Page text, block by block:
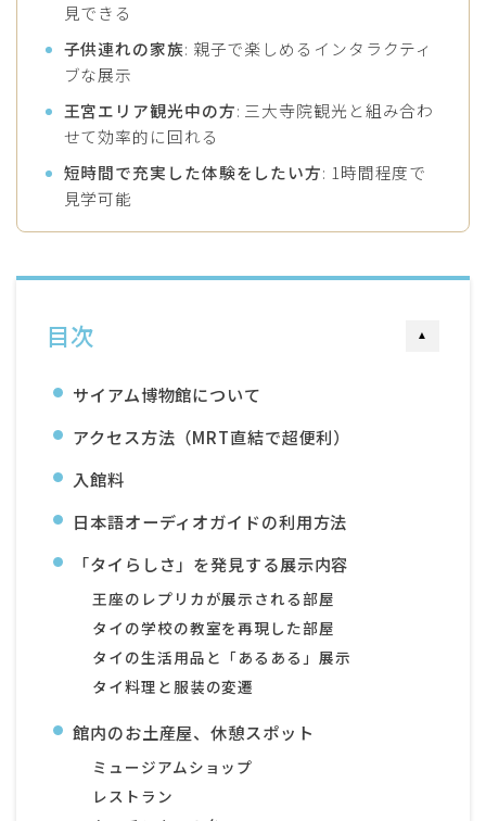
見できる
子供連れの家族: 親子で楽しめるインタラクティ
ブな展示
王宮エリア観光中の方: 三大寺院観光と組み合わ
せて効率的に回れる
短時間で充実した体験をしたい方: 1時間程度で
見学可能
▲
目次
サイアム博物館について
アクセス方法（MRT直結で超便利）
入館料
日本語オーディオガイドの利用方法
「タイらしさ」を発見する展示内容
王座のレプリカが展示される部屋
タイの学校の教室を再現した部屋
タイの生活用品と「あるある」展示
タイ料理と服装の変遷
館内のお土産屋、休憩スポット
ミュージアムショップ
レストラン